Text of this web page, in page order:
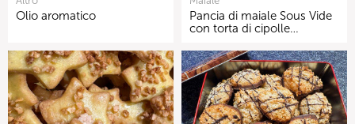
Olio aromatico
Pancia di maiale Sous Vide
con torta di cipolle…